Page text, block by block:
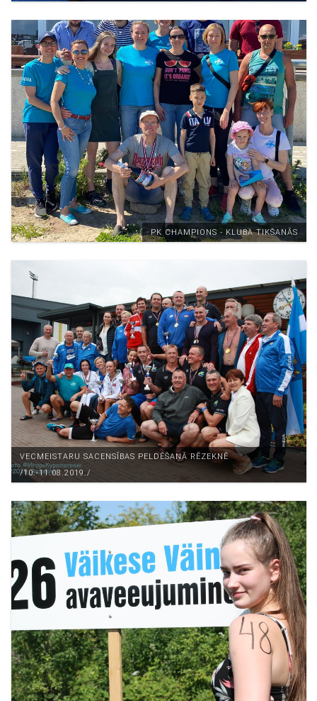
PK CHAMPIONS - KLUBA TIKŠANĀS
VECMEISTARU SACENSĪBAS PELDĒŠANĀ RĒZEKNĒ
/10.-11.08.2019./